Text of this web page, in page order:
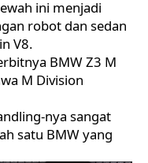
ini menjadi
robot dan sedan
V8.
BMW Z3 M
M Division
nya sangat
satu BMW yang